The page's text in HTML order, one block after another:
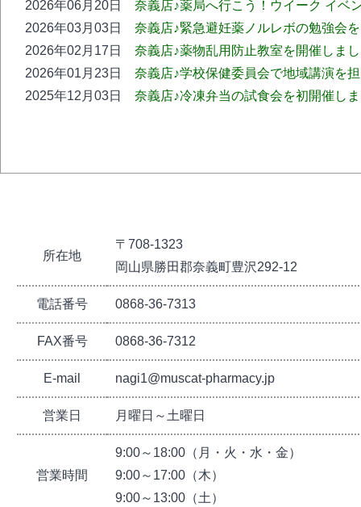
2026年06月20日 奈義店♪薬局へ行こう！ウイーク イベ
2026年03月03日 奈義店♪緊急避妊薬ノルレボの勉強会
2026年02月17日 奈義店♪薬物乱用防止教室を開催しま
2026年01月23日 奈義店♪学校保健委員会で地域講演を
2025年12月03日 奈義店♪冷凍弁当の試食会を初開催し
所在地
〒708-1323
岡山県勝田郡奈義町豊沢292-12
電話番号 0868-36-7313
FAX番号 0868-36-7312
E-mail nagi1@muscat-pharmacy.jp
営業日 月曜日～土曜日
営業時間
9:00～18:00（月・火・水・金）
9:00～17:00（木）
9:00～13:00（土）